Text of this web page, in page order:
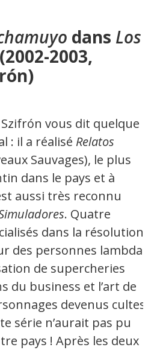
dans Los
(2002-2003,
vous dit quelque
: il a réalisé Relatos
Sauvages), le plus
dans le pays et à
aussi très reconnu
. Quatre
dans la résolution
des personnes lambda
de supercheries
du business et l’art de
devenus cultes
série n’aurait pas pu
pays ! Après les deux